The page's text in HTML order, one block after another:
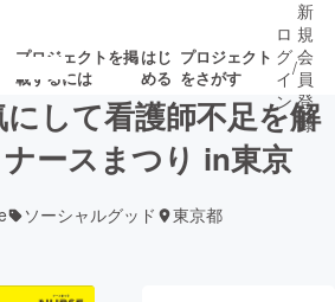
プロジェクトを掲
載するには
はじ
める
プロジェクト
をさがす
クト
募集終了が近いプ
ロジェクト
ロ
グ
イ
ン
/
新
規
会
員
登
録
して看護師不足を解
ースまつり in東京
ソーシャルグッド 東京都